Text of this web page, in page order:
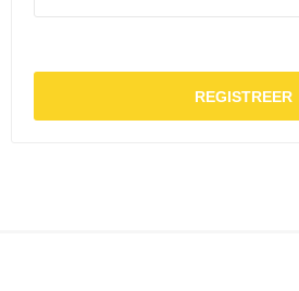
REGISTREER